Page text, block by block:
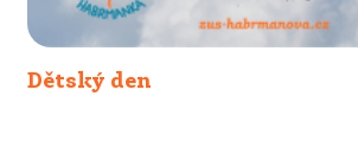
Dětský den